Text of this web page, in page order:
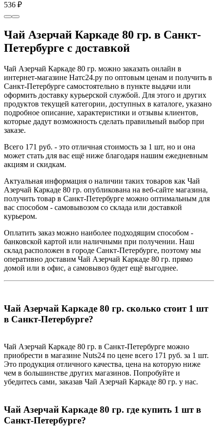
536 ₽
Чай Азерчай Каркаде 80 гр. в Санкт-
Петербурге с доставкой
Чай Азерчай Каркаде 80 гр. можно заказать онлайн в
интернет-магазине Натс24.ру по оптовым ценам и получить в
Санкт-Петербурге самостоятельно в пункте выдачи или
оформить доставку курьерской службой. Для этого и других
продуктов текущей категории, доступных в каталоге, указано
подробное описание, характеристики и отзывы клиентов,
которые дадут возможность сделать правильный выбор при
заказе.
Всего 171 руб. - это отличная стоимость за 1 шт, но и она
может стать для вас ещё ниже благодаря нашим ежедневным
акциям и скидкам.
Актуальная информация о наличии таких товаров как Чай
Азерчай Каркаде 80 гр. опубликована на веб-сайте магазина,
получить товар в Санкт-Петербурге можно оптимальным для
вас способом - самовывозом со склада или доставкой
курьером.
Оплатить заказ можно наиболее подходящим способом -
банковской картой или наличными при получении. Наш
склад расположен в городе Санкт-Петербурге, поэтому мы
оперативно доставим Чай Азерчай Каркаде 80 гр. прямо
домой или в офис, а самовывоз будет ещё выгоднее.
Чай Азерчай Каркаде 80 гр. сколько стоит 1 шт
в Санкт-Петербурге?
Чай Азерчай Каркаде 80 гр. в Санкт-Петербурге можно
приобрести в магазине Nuts24 по цене всего 171 руб. за 1 шт.
Это продукция отличного качества, цена на которую ниже
чем в большинстве других магазинов. Попробуйте и
убедитесь сами, заказав Чай Азерчай Каркаде 80 гр. у нас.
Чай Азерчай Каркаде 80 гр. где купить 1 шт в
Санкт-Петербурге?